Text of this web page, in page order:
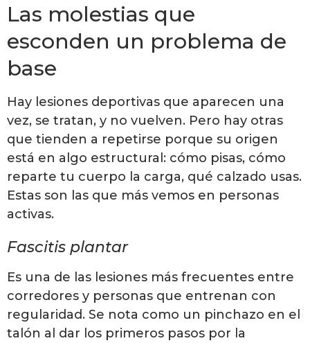
Las molestias que
esconden un problema de
base
Hay lesiones deportivas que aparecen una
vez, se tratan, y no vuelven. Pero hay otras
que tienden a repetirse porque su origen
está en algo estructural: cómo pisas, cómo
reparte tu cuerpo la carga, qué calzado usas.
Estas son las que más vemos en personas
activas.
Fascitis plantar
Es una de las lesiones más frecuentes entre
corredores y personas que entrenan con
regularidad. Se nota como un pinchazo en el
talón al dar los primeros pasos por la